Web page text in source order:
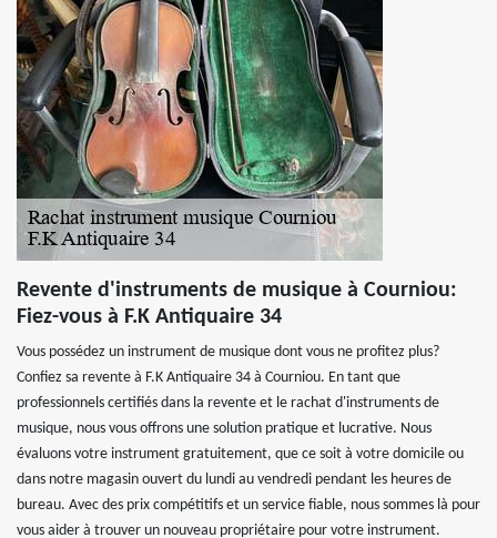
Revente d'instruments de musique à Courniou:
Fiez-vous à F.K Antiquaire 34
Vous possédez un instrument de musique dont vous ne profitez plus?
Confiez sa revente à F.K Antiquaire 34 à Courniou. En tant que
professionnels certifiés dans la revente et le rachat d'instruments de
musique, nous vous offrons une solution pratique et lucrative. Nous
évaluons votre instrument gratuitement, que ce soit à votre domicile ou
dans notre magasin ouvert du lundi au vendredi pendant les heures de
bureau. Avec des prix compétitifs et un service fiable, nous sommes là pour
vous aider à trouver un nouveau propriétaire pour votre instrument.